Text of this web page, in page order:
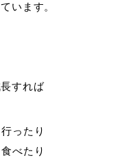
います。
すれば
ったり
べたり